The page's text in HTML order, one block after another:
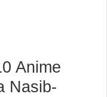
Anime
Nasib-